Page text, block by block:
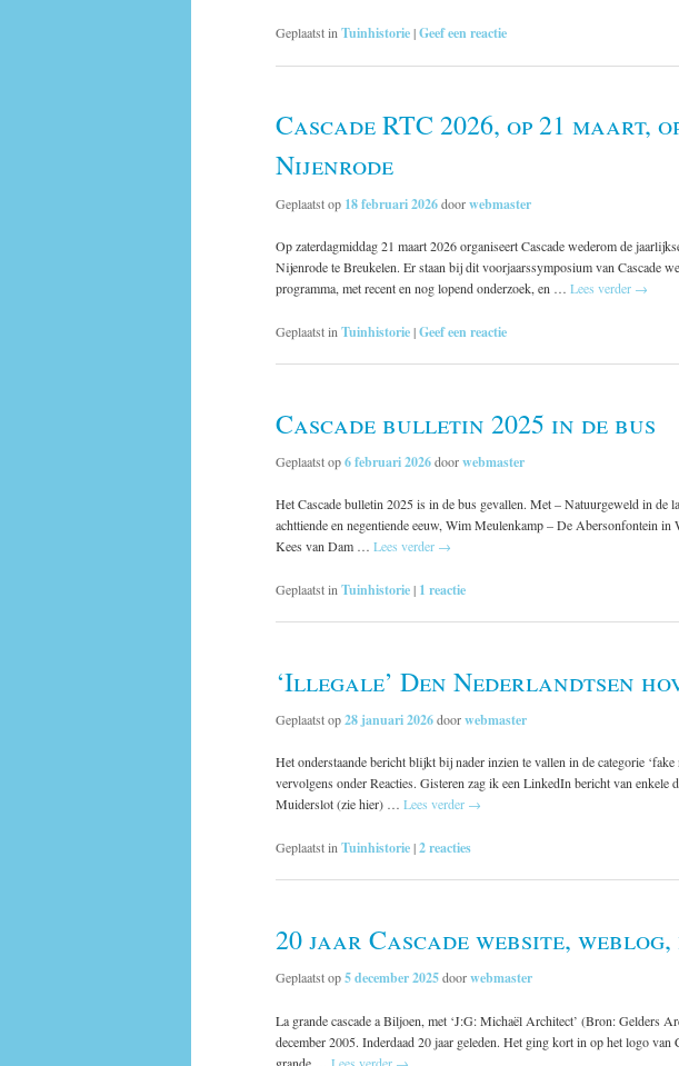
Geplaatst inTuinhistorie|Geef een reactie
Cascade RTC 2026, op 21 maart,
Nijenrode
Geplaatst op 18 februari 2026doorwebmaster
Op zaterdagmiddag 21 maart 2026 organiseert Cascade wederom de
Nijenrode te Breukelen. Er staan bij dit voorjaarssymposium van Cascade
programma, met recent en nog lopend onderzoek, en … Lees verder →
Geplaatst in Tuinhistorie|Geef een reactie
Cascade bulletin 2025 in de bus
Geplaatst op6 februari 2026doorwebmaster
Het Cascade bulletin 2025 is in de bus gevallen. Met – Natuurgeweld in de
achttiende en negentiende eeuw, Wim Meulenkamp – De Abersonfontein
Kees van Dam … Lees verder →
Geplaatst in Tuinhistorie| 1 reactie
‘Illegale’ Den Nederlandtsen
Geplaatst op28 januari 2026doorwebmaster
Het onderstaande bericht blijkt bij nader inzien te vallen in de categorie ‘fake
vervolgens onder Reacties. Gisteren zag ik een LinkedIn bericht van enkele
Muiderslot (zie hier) … Lees verder →
Geplaatst in Tuinhistorie|2reacties
20 jaar Cascade website, weblog,
Geplaatst op5 december 2025doorwebmaster
La grande cascade a Biljoen, met ‘J:G: Michaël Architect’ (Bron: Gelders
december 2005. Inderdaad 20 jaar geleden. Het ging kort in op het logo van
grande … Lees verder →